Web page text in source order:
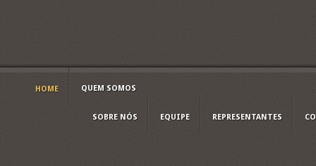
HOME QUEM SOMOS
SOBRE NÓS EQUIPE REPRESENTANTES